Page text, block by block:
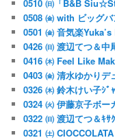
0510 ㈰「B&B
0508 ㈮ with ビッグ
0501 ㈮ 音気楽
0426 ㈰ 渡辺てつ＆中
0416 ㈭ Feel Like
0403 ㈮ 清水ゆかりデ
0326 ㈭ 鈴木けい子ｼﾞ
0324 ㈫ 伊藤京子ボ
0322 ㈰ 渡辺てつ＆ｷｻ
0321 ㈯